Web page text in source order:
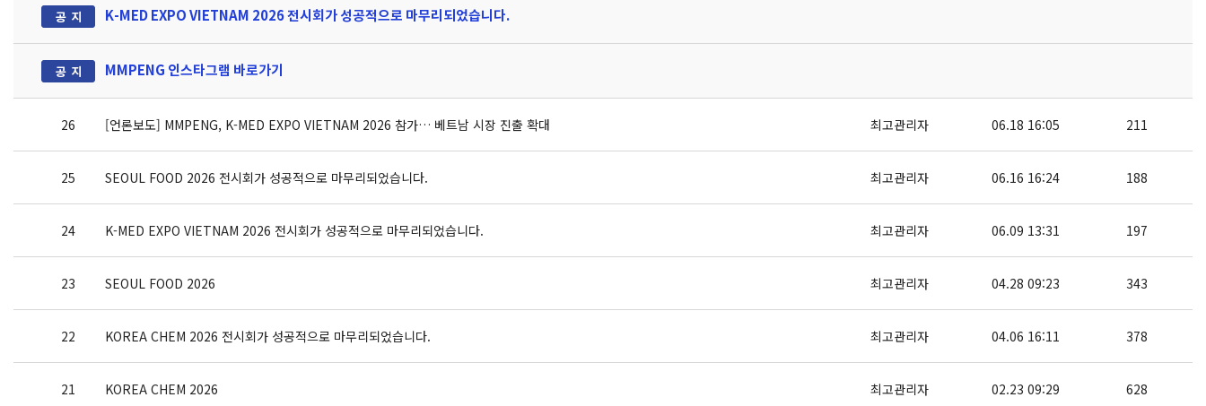
K-MED EXPO VIETNAM 2026 전시회가 성공적으로 마무리되었습니다.
MMPENG 인스타그램 바로가기
26 [언론보도] MMPENG, K-MED EXPO VIETNAM 2026 참가… 베트남 시장 진출 확대 최고관리자 06.18 16:05 211
25 SEOUL FOOD 2026 전시회가 성공적으로 마무리되었습니다. 최고관리자 06.16 16:24 188
24 K-MED EXPO VIETNAM 2026 전시회가 성공적으로 마무리되었습니다. 최고관리자 06.09 13:31 197
23 SEOUL FOOD 2026 최고관리자 04.28 09:23 343
22 KOREA CHEM 2026 전시회가 성공적으로 마무리되었습니다. 최고관리자 04.06 16:11 378
21 KOREA CHEM 2026 최고관리자 02.23 09:29 628